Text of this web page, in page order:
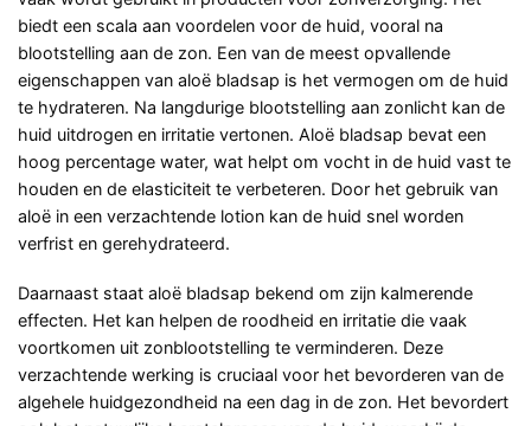
biedt een scala aan voordelen voor de huid, vooral na
blootstelling aan de zon. Een van de meest opvallende
eigenschappen van aloë bladsap is het vermogen om de huid
te hydrateren. Na langdurige blootstelling aan zonlicht kan de
huid uitdrogen en irritatie vertonen. Aloë bladsap bevat een
hoog percentage water, wat helpt om vocht in de huid vast te
houden en de elasticiteit te verbeteren. Door het gebruik van
aloë in een verzachtende lotion kan de huid snel worden
verfrist en gerehydrateerd.
Daarnaast staat aloë bladsap bekend om zijn kalmerende
effecten. Het kan helpen de roodheid en irritatie die vaak
voortkomen uit zonblootstelling te verminderen. Deze
verzachtende werking is cruciaal voor het bevorderen van de
algehele huidgezondheid na een dag in de zon. Het bevordert